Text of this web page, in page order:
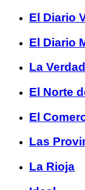
El Diario
El Diario
La Verdad
El Norte
El
Las
La Rioja